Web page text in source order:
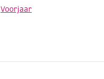
Voorjaar